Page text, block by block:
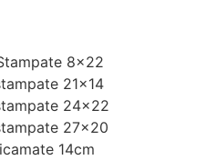
8×22
21×14
24×22
27×20
14cm